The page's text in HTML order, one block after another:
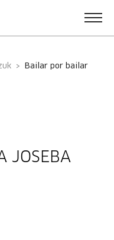
bailar por bailar
JOSEBA